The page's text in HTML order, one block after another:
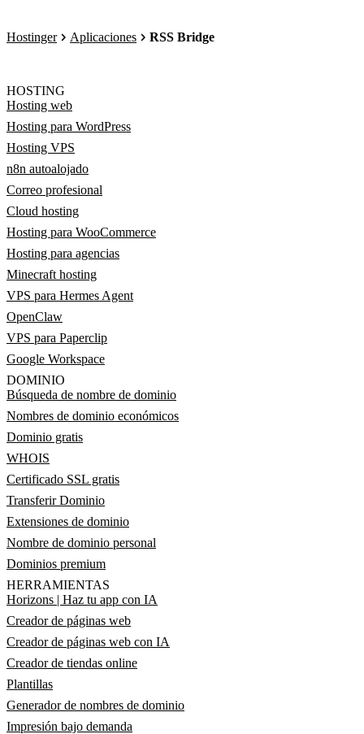
Hostinger Aplicaciones RSS Bridge
HOSTING
Hosting web
Hosting para WordPress
Hosting VPS
n8n autoalojado
Correo profesional
Cloud hosting
Hosting para WooCommerce
Hosting para agencias
Minecraft hosting
VPS para Hermes Agent
OpenClaw
VPS para Paperclip
Google Workspace
DOMINIO
Búsqueda de nombre de dominio
Nombres de dominio económicos
Dominio gratis
WHOIS
Certificado SSL gratis
Transferir Dominio
Extensiones de dominio
Nombre de dominio personal
Dominios premium
HERRAMIENTAS
Horizons | Haz tu app con IA
Creador de páginas web
Creador de páginas web con IA
Creador de tiendas online
Plantillas
Generador de nombres de dominio
Impresión bajo demanda